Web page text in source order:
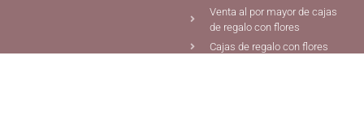
Venta al por mayor de cajas
de regalo con flores
Cajas de regalo con flores